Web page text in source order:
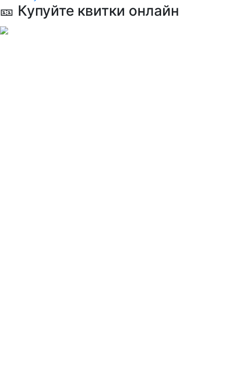
🎫 Купуйте квитки онлайн